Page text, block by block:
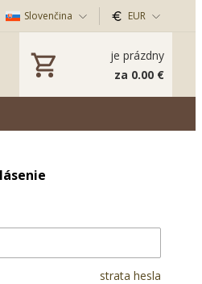
Slovenčina EUR
je prázdny
za 0.00 €
strata hesla